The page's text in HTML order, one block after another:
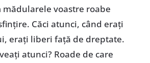
mădularele voastre roabe
Căci atunci, când erați
erați liberi față de dreptate.
atunci? Roade de care